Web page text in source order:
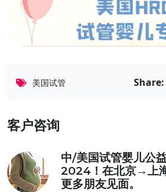
美国试管 Share:
客户咨询
中/美国试管婴儿公
2024！在北京→上
更多朋友见面。